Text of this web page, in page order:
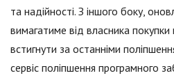
та надійності. З іншого боку,
вимагатиме від власника
встигнути за останніми
сервіс поліпшення програмного